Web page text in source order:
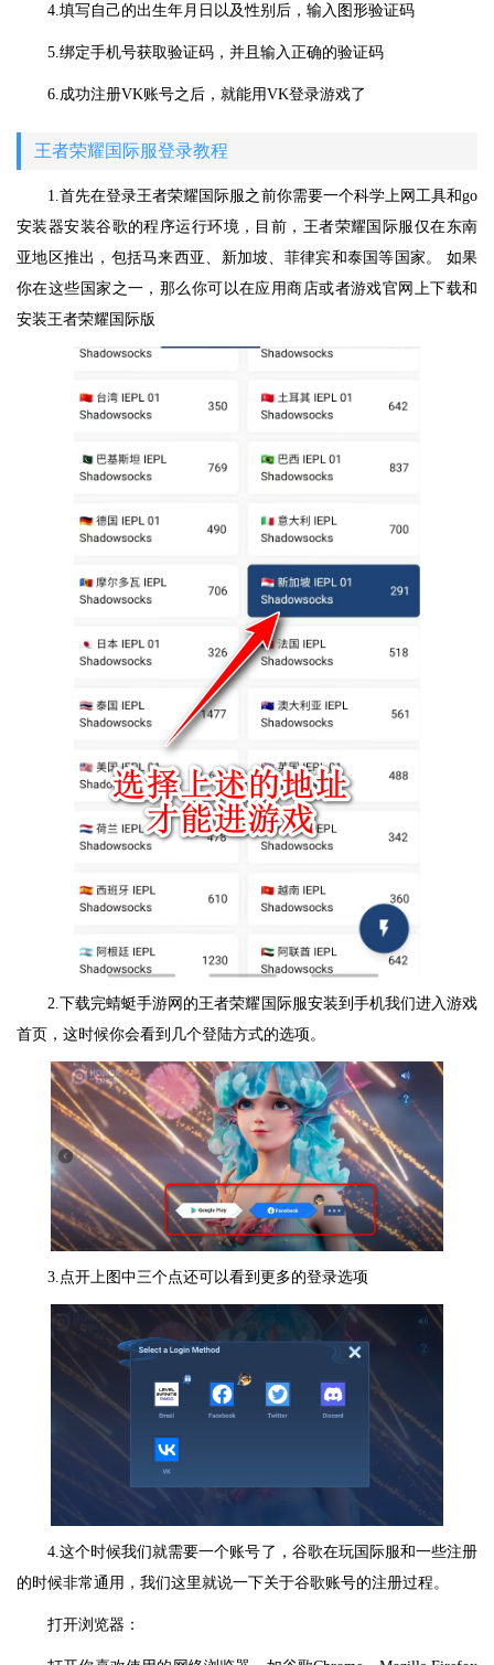
4.填写自己的出生年月日以及性别后，输入图形验证码
5.绑定手机号获取验证码，并且输入正确的验证码
6.成功注册VK账号之后，就能用VK登录游戏了
王者荣耀国际服登录教程
1.首先在登录王者荣耀国际服之前你需要一个科学上网工具和go
安装器安装谷歌的程序运行环境，目前，王者荣耀国际服仅在东南
亚地区推出，包括马来西亚、新加坡、菲律宾和泰国等国家。 如果
你在这些国家之一，那么你可以在应用商店或者游戏官网上下载和
安装王者荣耀国际版
2.下载完蜻蜓手游网的王者荣耀国际服安装到手机我们进入游戏
首页，这时候你会看到几个登陆方式的选项。
3.点开上图中三个点还可以看到更多的登录选项
4.这个时候我们就需要一个账号了，谷歌在玩国际服和一些注册
的时候非常通用，我们这里就说一下关于谷歌账号的注册过程。
打开浏览器：